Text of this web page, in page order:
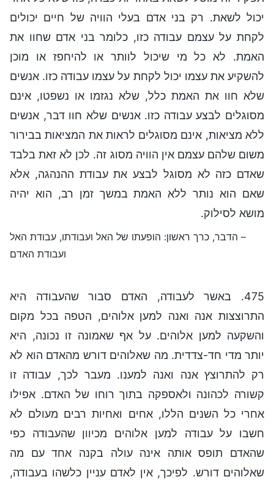
יכול לשאת. רק בני אדם בעלי הוויה של חיים יכולים
לקחת על עצמם עבודה כזו, כלומר בני אדם שחוו את
האמת. לא כל מי שיכול לוותר או להיחפז או מוכן
להשקיע את עצמו יכול לקחת על עצמו עבודה כזו. אנשים
שלא חוו את האמת כלל, שלא נגזמו או נשפטו, אינם
מסוגלים לבצע עבודה כזו. אנשים שלא חוו דבר, אנשים
ללא מציאות, אינם מסוגלים לראות את המציאות בבירור
משום שלהם עצמם אין הוויה מסוג זה. לכן לא זאת בלבד
שאדם כזה לא מסוגל לבצע את עבודת ההנהגה, אלא
שאם הוא נותר ללא האמת במשך זמן רב, הוא יהיה
מושא לסילוק.
– הדבר, כרך ראשון: הופעתו של האל ועבודתו, עבודת האל
ועבודת האדם
475. באשר לעבודה, האדם סבור שהעבודה היא
התרוצצות אנה ואנה למען אלוהים, הטפה בכל מקום
והשקעה למען אלוהים. על אף שאמונה זו נכונה, היא
יותר מדי חד-צדדית. מה שאלוהים דורש מהאדם הוא לא
רק להתרוצץ אנה ואנה למענו. מעבר לכך, עבודה זו
קשורה לכהונה ולאספקה בתוך רוחו של האדם. אפילו
אחרי כל השנים הללו, אחים ואחיות רבים מעולם לא
חשבו על עבודה למען אלוהים מכיוון שהעבודה כפי
שהאדם תופס אותה אינה עולה בקנה אחד עם מה
שאלוהים דורש. לפיכך, אין לאדם עניין כלשהו בעבודה,